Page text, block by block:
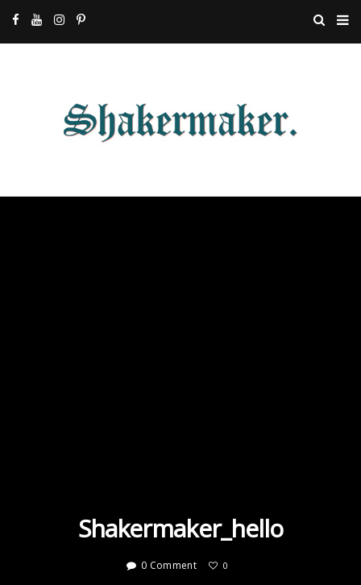
Shakermaker_hello
0 Comment 0